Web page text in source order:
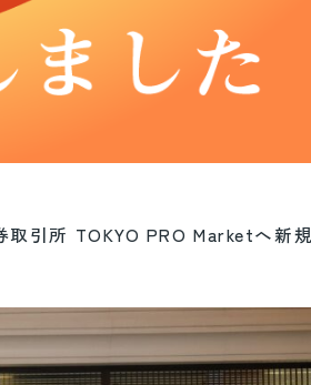
引所 TOKYO PRO Marketへ新